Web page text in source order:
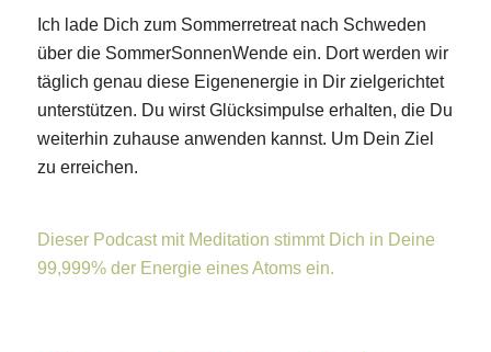
Ich lade Dich zum Sommerretreat nach Schweden
über die SommerSonnenWende ein. Dort werden wir
täglich genau diese Eigenenergie in Dir zielgerichtet
unterstützen. Du wirst Glücksimpulse erhalten, die Du
weiterhin zuhause anwenden kannst. Um Dein Ziel
zu erreichen.
Dieser Podcast mit Meditation stimmt Dich in Deine
99,999% der Energie eines Atoms ein.